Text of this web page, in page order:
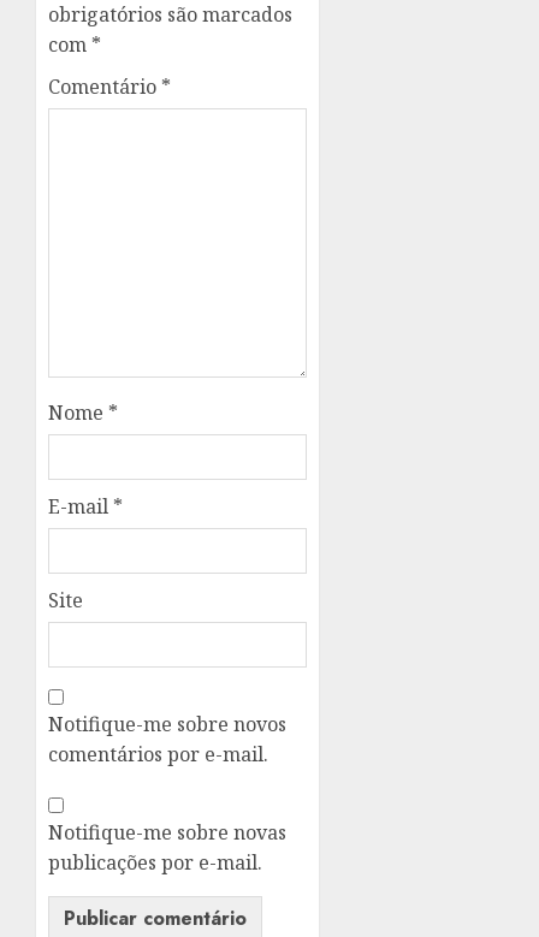
obrigatórios são marcados
com *
Comentário *
Nome *
E-mail *
Site
Notifique-me sobre novos
comentários por e-mail.
Notifique-me sobre novas
publicações por e-mail.